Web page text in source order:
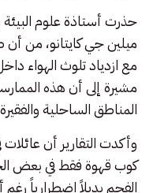
حذرت أستاذة علوم البيئة
ميلين جي كايتانو، من
مع ازدياد تلوث الهواء
مشيرة إلى أن هذه
المناطق الساحلية
وأكدت التقارير أن
كوب قهوة فقط في بعض
الفحم بديلاً اضطرارياً